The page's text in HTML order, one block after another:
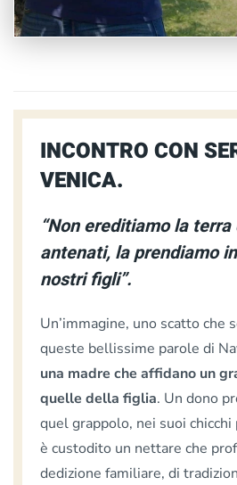
INCONTRO CON
VENICA.
“Non ereditiamo la
antenati, la prendiamo
nostri figli”.
Un’immagine, uno scatto che
queste bellissime parole di
una madre che affidano un
quelle della figlia. Un dono
quel grappolo, nei suoi
è custodito un nettare che
dedizione familiare, di